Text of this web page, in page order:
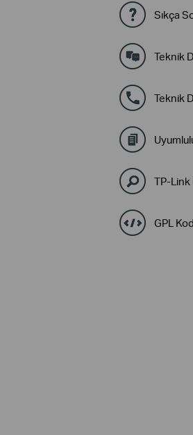
Sıkça
Teknik
Teknik
TP-Link
GPL